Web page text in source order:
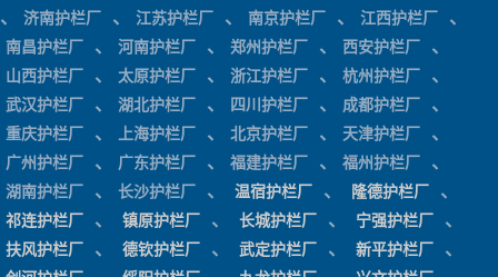
、 济南护栏厂 、 江苏护栏厂 、 南京护栏厂 、 江西护栏厂 、
南昌护栏厂 、 河南护栏厂 、 郑州护栏厂 、 西安护栏厂 、
山西护栏厂 、 太原护栏厂 、 浙江护栏厂 、 杭州护栏厂 、
武汉护栏厂 、 湖北护栏厂 、 四川护栏厂 、 成都护栏厂 、
重庆护栏厂 、 上海护栏厂 、 北京护栏厂 、 天津护栏厂 、
广州护栏厂 、 广东护栏厂 、 福建护栏厂 、 福州护栏厂 、
湖南护栏厂 、 长沙护栏厂 、 温宿护栏厂 、 隆德护栏厂 、
祁连护栏厂 、 镇原护栏厂 、 长城护栏厂 、 宁强护栏厂 、
扶风护栏厂 、 德钦护栏厂 、 武定护栏厂 、 新平护栏厂 、